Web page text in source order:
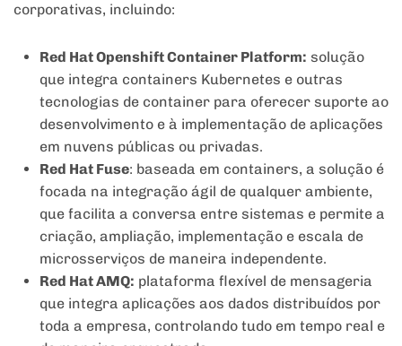
corporativas, incluindo:
Red Hat Openshift Container Platform: solução
que integra containers Kubernetes e outras
tecnologias de container para oferecer suporte ao
desenvolvimento e à implementação de aplicações
em nuvens públicas ou privadas.
Red Hat Fuse: baseada em containers, a solução é
focada na integração ágil de qualquer ambiente,
que facilita a conversa entre sistemas e permite a
criação, ampliação, implementação e escala de
microsserviços de maneira independente.
Red Hat AMQ: plataforma flexível de mensageria
que integra aplicações aos dados distribuídos por
toda a empresa, controlando tudo em tempo real e